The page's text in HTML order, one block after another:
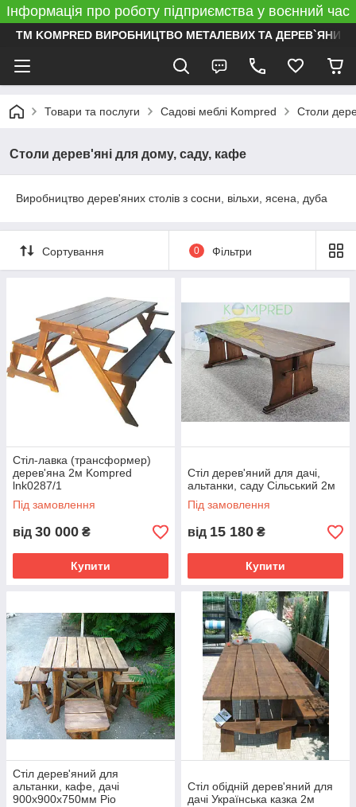
Інформація про роботу підприємства у воєнний час
ТМ KOMPRED ВИРОБНИЦТВО МЕТАЛЕВИХ ТА ДЕРЕВ`ЯНИХ
Товари та послуги Садові меблі Kompred Столи
Столи дерев'яні для дому, саду, кафе
Виробництво дерев'яних столів з сосни, вільхи, ясена, дуба
Сортування 0 Фільтри
Стіл-лавка (трансформер)
дерев'яна 2м Kompred
lnk0287/1
Під замовлення
від 30 000 ₴
Купити
Стіл дерев'яний для дачі,
альтанки, саду Сільський 2м
Під замовлення
від 15 180 ₴
Купити
Стіл дерев'яний для
альтанки, кафе, дачі
900х900х750мм Ріо
Стіл обідній дерев'яний для
дачі Українська казка 2м